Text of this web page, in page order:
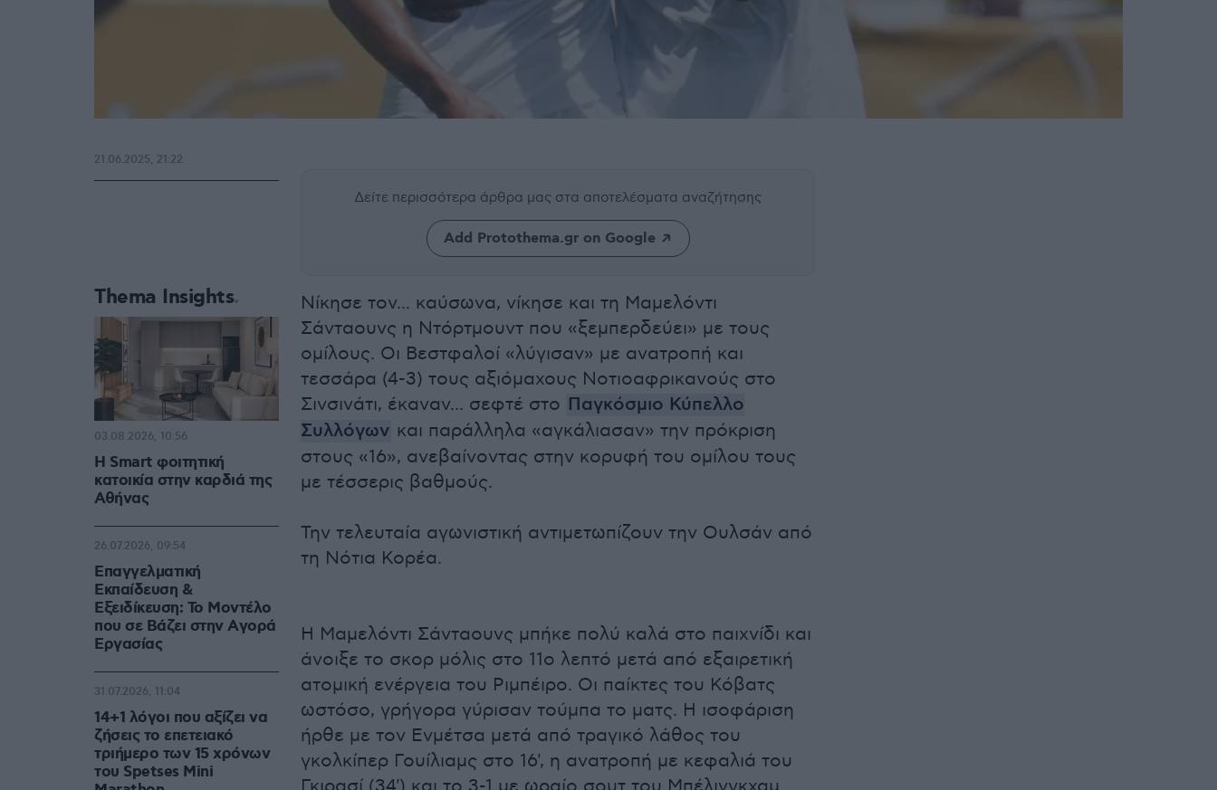
Δείτε περισσότερα άρθρα μας στα αποτελέσματα αναζήτησης
Add Protothema.gr on Google
Νίκησε τον... καύσωνα, νίκησε και τη Μαμελόντι
Σάνταουνς η Ντόρτμουντ που «ξεμπερδεύει» με τους
ομίλους. Οι Βεστφαλοί «λύγισαν» με ανατροπή και
τεσσάρα (4-3) τους αξιόμαχους Νοτιοαφρικανούς στο
Σινσινάτι, έκαναν... σεφτέ στο Παγκόσμιο Κύπελλο
Συλλόγων και παράλληλα «αγκάλιασαν» την πρόκριση
στους «16», ανεβαίνοντας στην κορυφή του ομίλου τους
με τέσσερις βαθμούς.
Την τελευταία αγωνιστική αντιμετωπίζουν την Ουλσάν από
τη Νότια Κορέα.
Η Μαμελόντι Σάνταουνς μπήκε πολύ καλά στο παιχνίδι και
άνοιξε το σκορ μόλις στο 11ο λεπτό μετά από εξαιρετική
ατομική ενέργεια του Ριμπέιρο. Οι παίκτες του Κόβατς
ωστόσο, γρήγορα γύρισαν τούμπα το ματς. Η ισοφάριση
ήρθε με τον Ενμέτσα μετά από τραγικό λάθος του
γκολκίπερ Γουίλιαμς στο 16', η ανατροπή με κεφαλιά του
21.06.2025, 21:22
Thema Insights
Η Smart φοιτητική
κατοικία στην καρδιά της
Αθήνας
03.08.2026, 10:56
Επαγγελματική
Εκπαίδευση &
Εξειδίκευση: Το Mοντέλο
που σε Bάζει στην Aγορά
Eργασίας
26.07.2026, 09:54
14+1 λόγοι που αξίζει να
ζήσεις το επετειακό
τριήμερο των 15 χρόνων
του Spetses Mini
31.07.2026, 11:04